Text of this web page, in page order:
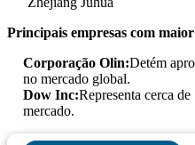
Principais empresas com
Corporação Olin:Detém
no mercado global.
Dow Inc:Representa cerca
mercado.